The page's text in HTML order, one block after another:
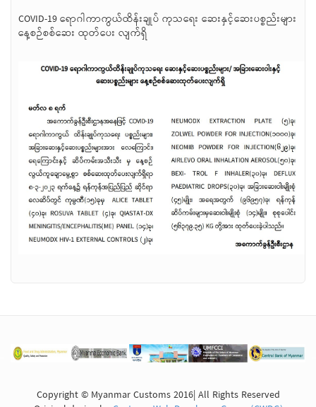
COVID-19 ရောဂါကာကွယ်ထိန်းချုပ် ကုသရေး ဆေးနှင့်ဆေးပစ္စည်းများ
နေ့စဉ်စစ်ဆေး ထုတ်ပေး လျက်ရှိ
Copyright © Myanmar Customs 2016| All Rights Reserved